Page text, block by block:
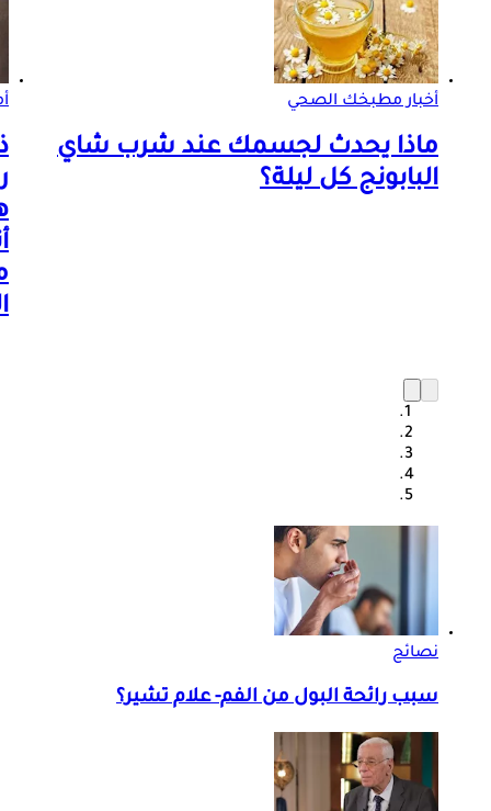
أخبار مطبخك الصحي
ماذا يحدث لجسمك عند شرب شاي
البابونج كل ليلة؟
نصائح
سبب رائحة البول من الفم- علام تشير؟